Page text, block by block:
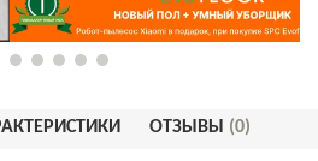
ОТЗЫВЫ (0)